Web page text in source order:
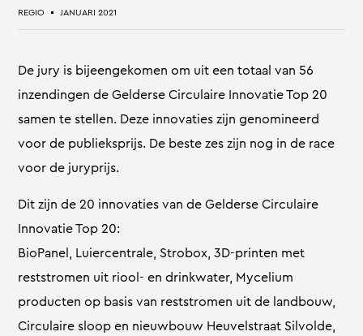
REGIO JANUARI 2021
De jury is bijeengekomen om uit een totaal van 56
inzendingen de Gelderse Circulaire Innovatie Top 20
samen te stellen. Deze innovaties zijn genomineerd
voor de publieksprijs. De beste zes zijn nog in de race
voor de juryprijs.
Dit zijn de 20 innovaties van de Gelderse Circulaire
Innovatie Top 20:
BioPanel, Luiercentrale, Strobox, 3D-printen met
reststromen uit riool- en drinkwater, Mycelium
producten op basis van reststromen uit de landbouw,
Circulaire sloop en nieuwbouw Heuvelstraat Silvolde,